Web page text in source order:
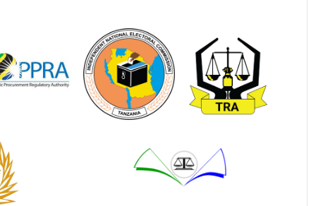
kwa kuteuliwa moja kwa moja na Mahakama.
Wajibu) Sura ya 27 Marejeo ya mwaka 2002.
mengine inajishughulisha katika usimamizi wa